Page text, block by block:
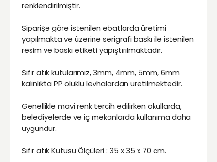
renklendirilmiştir.
Siparişe göre istenilen ebatlarda üretimi
yapılmakta ve üzerine serigrafi baskı ile istenilen
resim ve baskı etiketi yapıştırılmaktadır.
Sıfır atık kutularımız, 3mm, 4mm, 5mm, 6mm
kalınlıkta PP oluklu levhalardan üretilmektedir.
Genellikle mavi renk tercih edilirken okullarda,
belediyelerde ve iç mekanlarda kullanıma daha
uygundur.
Sıfır atık Kutusu Ölçüleri : 35 x 35 x 70 cm.